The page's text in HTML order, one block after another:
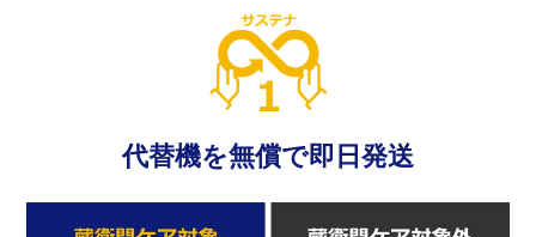
代替機を無償で即日発送